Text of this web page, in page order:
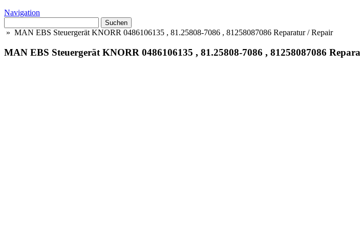
Navigation
nach:
» MAN EBS Steuergerät KNORR 0486106135 , 81.25808-7086 , 81258087086 Reparatur / Repair
MAN EBS Steuergerät KNORR 0486106135 , 81.25808-7086 , 81258087086